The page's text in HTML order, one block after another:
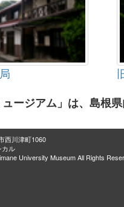
ュージアム」は、島根
西川津町1060
カル
University Museum All Rights